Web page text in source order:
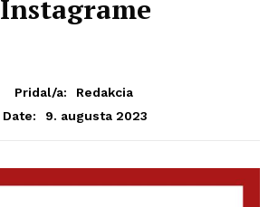
Instagrame
Pridal/a:
Redakcia
Date:
9. augusta 2023